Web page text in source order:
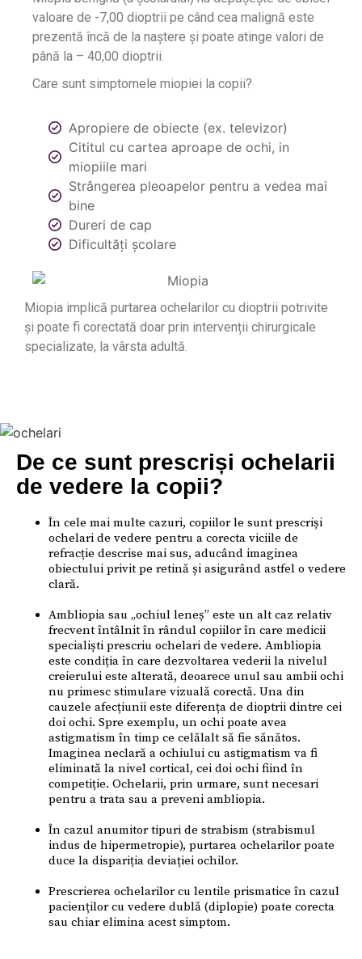
valoare de -7,00 dioptrii pe când cea malignă este
prezentă încă de la naștere și poate atinge valori de
până la – 40,00 dioptrii.
Care sunt simptomele miopiei la copii?
Apropiere de obiecte (ex. televizor)
Cititul cu cartea aproape de ochi, in
miopiile mari
Strângerea pleoapelor pentru a vedea mai
bine
Dureri de cap
Dificultăți școlare
Miopia implică purtarea ochelarilor cu dioptrii potrivite
și poate fi corectată doar prin intervenții chirurgicale
specializate, la vârsta adultă.
De ce sunt prescriși ochelarii
de vedere la copii?
În cele mai multe cazuri, copiilor le sunt prescriși
ochelari de vedere pentru a corecta viciile de
refracție descrise mai sus, aducând imaginea
obiectului privit pe retină și asigurând astfel o vedere
clară.
Ambliopia sau „ochiul leneș” este un alt caz relativ
frecvent întâlnit în rândul copiilor în care medicii
specialiști prescriu ochelari de vedere. Ambliopia
este condiția în care dezvoltarea vederii la nivelul
creierului este alterată, deoarece unul sau ambii ochi
nu primesc stimulare vizuală corectă. Una din
cauzele afecțiunii este diferența de dioptrii dintre cei
doi ochi. Spre exemplu, un ochi poate avea
astigmatism în timp ce celălalt să fie sănătos.
Imaginea neclară a ochiului cu astigmatism va fi
eliminată la nivel cortical, cei doi ochi fiind în
competiție. Ochelarii, prin urmare, sunt necesari
pentru a trata sau a preveni ambliopia.
În cazul anumitor tipuri de strabism (strabismul
indus de hipermetropie), purtarea ochelarilor poate
duce la dispariția deviației ochilor.
Prescrierea ochelarilor cu lentile prismatice în cazul
pacienților cu vedere dublă (diplopie) poate corecta
sau chiar elimina acest simptom.